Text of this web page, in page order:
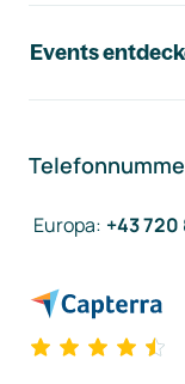
Events
Europa: +43 720